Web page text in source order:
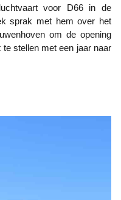
voor D66 in de
sprak met hem over het
om de opening
stellen met een jaar naar